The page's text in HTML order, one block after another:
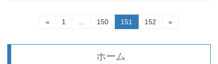
«
固1
固
ジ
150
固
定
ジ
151
固
152 »
ホーム